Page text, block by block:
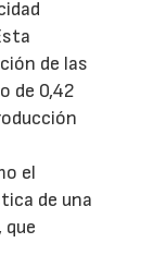
de las
de 0,42
el
de una